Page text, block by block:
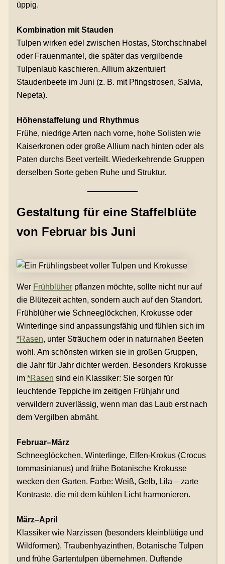
üppig.
Kombination mit Stauden
Tulpen wirken edel zwischen Hostas, Storchschnabel
oder Frauenmantel, die später das vergilbende
Tulpenlaub kaschieren. Allium akzentuiert
Staudenbeete im Juni (z. B. mit Pfingstrosen, Salvia,
Nepeta).
Höhenstaffelung und Rhythmus
Frühe, niedrige Arten nach vorne, hohe Solisten wie
Kaiserkronen oder große Allium nach hinten oder als
Paten durchs Beet verteilt. Wiederkehrende Gruppen
derselben Sorte geben Ruhe und Struktur.
Gestaltung für eine Staffelblüte
von Februar bis Juni
Wer Frühblüherpflanzen möchte, sollte nicht nur auf
die Blütezeit achten, sondern auch auf den Standort.
Frühblüher wie Schneeglöckchen, Krokusse oder
Winterlinge sind anpassungsfähig und fühlen sich im
*Rasen, unter Sträuchern oder in naturnahen Beeten
wohl. Am schönsten wirken sie in großen Gruppen,
die Jahr für Jahr dichter werden. Besonders Krokusse
im *Rasen sind ein Klassiker: Sie sorgen für
leuchtende Teppiche im zeitigen Frühjahr und
verwildern zuverlässig, wenn man das Laub erst nach
dem Vergilben abmäht.
Februar–März
Schneeglöckchen, Winterlinge, Elfen-Krokus (Crocus
tommasinianus) und frühe Botanische Krokusse
wecken den Garten. Farbe: Weiß, Gelb, Lila – zarte
Kontraste, die mit dem kühlen Licht harmonieren.
März–April
Klassiker wie Narzissen (besonders kleinblütige und
Wildformen), Traubenhyazinthen, Botanische Tulpen
und frühe Gartentulpen übernehmen. Duftende